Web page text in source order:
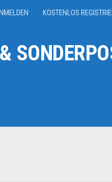
KOSTENLOS